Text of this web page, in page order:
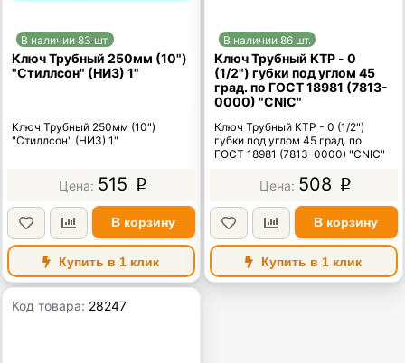
В наличии 83 шт.
Ключ Трубный 250мм (10")
"Стиллсон" (НИЗ) 1"
Ключ Трубный 250мм (10")
"Стиллсон" (НИЗ) 1"
515 p
В корзину
Купить в 1 клик
В наличии 86 шт.
Ключ Трубный КТР - 0
(1/2") губки под углом 45
град. по ГОСТ 18981 (7813-
0000) "CNIC"
Ключ Трубный КТР - 0 (1/2")
губки под углом 45 град. по
ГОСТ 18981 (7813-0000) "CNIC"
508 p
В корзину
Купить в 1 клик
Код товара: 28247